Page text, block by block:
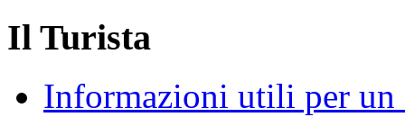
Il Turista
Informazioni utili per un